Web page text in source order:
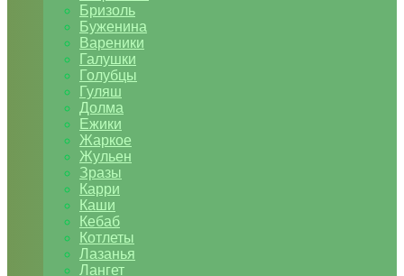
Бризоль
Буженина
Вареники
Галушки
Голубцы
Гуляш
Долма
Ежики
Жаркое
Жульен
Зразы
Карри
Каши
Кебаб
Котлеты
Лазанья
Лангет